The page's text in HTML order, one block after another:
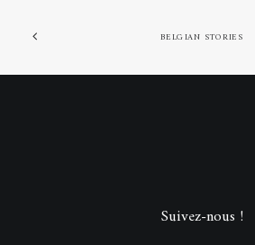
BELGIAN STORIES
Suivez-nous !